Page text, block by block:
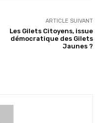
ARTICLE SUIVANT
Les Gilets Citoyens, issue
démocratique des Gilets
Jaunes ?